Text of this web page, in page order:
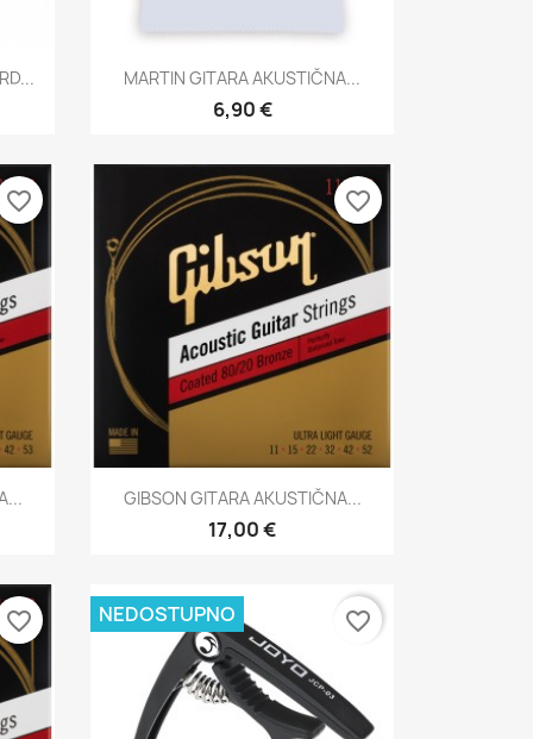
Brzi pregled
MARTIN GITARA AKUSTIČNA...
6,90 €
favorite_border
Brzi pregled
GIBSON GITARA AKUSTIČNA...
17,00 €
favorite_border
favorite_border NEDOSTUPNO favorite_border